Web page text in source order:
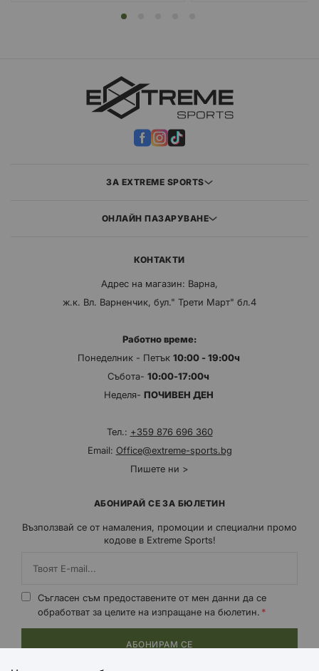
ЗА EXTREME SPORTS
ОНЛАЙН ПАЗАРУВАНЕ
КОНТАКТИ
Адрес на магазин: Варна,
ж.к. Вл. Варненчик, бул." Трети Март" бл.4
Работно време:
Понеделник - Петък 10:00 - 19:00ч
Събота- 10:00-17:00ч
Неделя- ПОЧИВЕН ДЕН
Тел.: +359 876 696 360
Email: Office@extreme-sports.bg
Пишете ни >
АБОНИРАЙ СЕ ЗА БЮЛЕТИН
Възползвай се от намаления, промоции и специални промо
кодове в Extreme Sports!
Съгласен съм предоставените от мен данни да се
обработват за целите на изпращане на бюлетин.
АБОНИРАМ СЕ